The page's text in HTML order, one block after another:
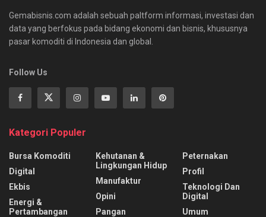
Gemabisnis.com adalah sebuah paltform informasi, investasi dan
data yang berfokus pada bidang ekonomi dan bisnis, khususnya
pasar komoditi di Indonesia dan global.
Follow Us
Kategori Populer
Bursa Komoditi
Digital
Ekbis
Energi &
Pertambangan
Kehutanan &
Lingkungan Hidup
Manufaktur
Opini
Pangan
Peternakan
Profil
Teknologi Dan
Digital
Umum